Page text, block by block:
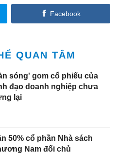
Facebook
QUAN TÂM
sóng' gom cổ phiếu của
đạo doanh nghiệp chưa
lại
50% cổ phần Nhà sách
Nam đổi chủ